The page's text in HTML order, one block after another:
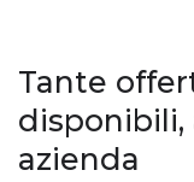
Tante
disponibili,
azienda